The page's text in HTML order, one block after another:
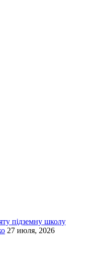
підземну школу
27 июля, 2026